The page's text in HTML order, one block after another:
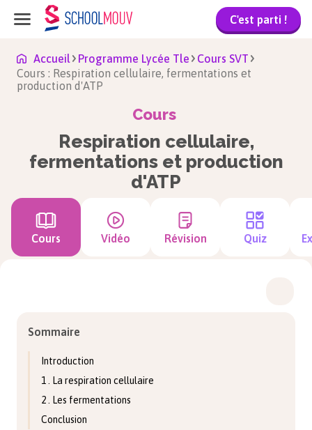
C'est parti !
Accueil Programme Lycée Tle
Cours SVT
Cours : Respiration cellulaire, fermentations et
production d'ATP
Cours
Respiration cellulaire,
fermentations et production
d'ATP
Cours Vidéo Révision Quiz
Sommaire
Introduction
1 . La respiration cellulaire
2 . Les fermentations
Conclusion